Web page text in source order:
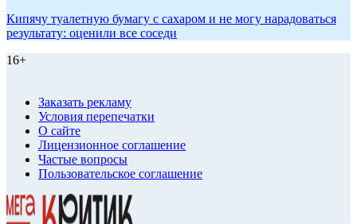
Кипячу туалетную бумагу с сахаром и не могу нарадоваться
результату: оценили все соседи
16+
Заказать рекламу
Условия перепечатки
О сайте
Лицензионное соглашение
Частые вопросы
Пользовательское соглашение